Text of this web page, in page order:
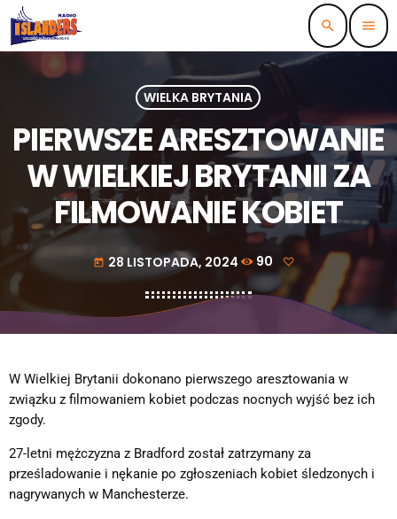
search menu
WIELKA BRYTANIA
PIERWSZE ARESZTOWANIE
W WIELKIEJ BRYTANII ZA
FILMOWANIE KOBIET
today 28 LISTOPADA, 2024 90
W Wielkiej Brytanii dokonano pierwszego aresztowania w
związku z filmowaniem kobiet podczas nocnych wyjść bez ich
zgody.
27-letni mężczyzna z Bradford został zatrzymany za
prześladowanie i nękanie po zgłoszeniach kobiet śledzonych i
nagrywanych w Manchesterze.